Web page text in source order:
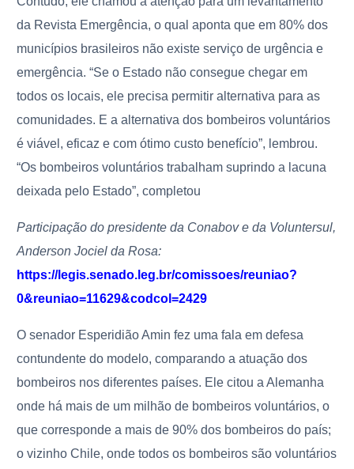
da Revista Emergência, o qual aponta que em 80% dos
municípios brasileiros não existe serviço de urgência e
emergência. “Se o Estado não consegue chegar em
todos os locais, ele precisa permitir alternativa para as
comunidades. E a alternativa dos bombeiros voluntários
é viável, eficaz e com ótimo custo benefício”, lembrou.
“Os bombeiros voluntários trabalham suprindo a lacuna
deixada pelo Estado”, completou
Participação do presidente da Conabov e da Voluntersul,
Anderson Jociel da Rosa:
https://legis.senado.leg.br/comissoes/reuniao?
0&reuniao=11629&codcol=2429
O senador Esperidião Amin fez uma fala em defesa
contundente do modelo, comparando a atuação dos
bombeiros nos diferentes países. Ele citou a Alemanha
onde há mais de um milhão de bombeiros voluntários, o
que corresponde a mais de 90% dos bombeiros do país;
o vizinho Chile, onde todos os bombeiros são voluntários